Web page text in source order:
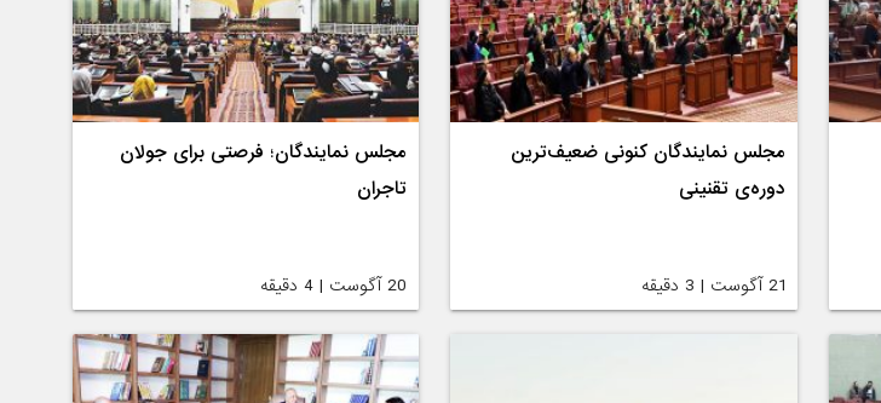
مجلس نمایندگان کنونی ضعیف‌ترین
دوره‌ی تقنینی
21 آگوست | 3 دقیقه
مجلس نمایندگان؛ فرصتی برای جولان
تاجران
20 آگوست | 4 دقیقه